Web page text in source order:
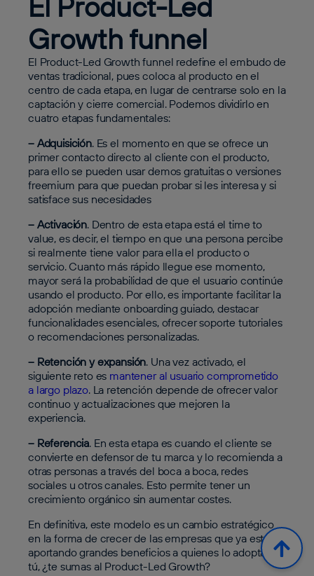
Growth funnel
El Product-Led Growth funnel redefine el embudo de
ventas tradicional, pues coloca al producto en el
centro de cada etapa, en lugar de centrarse solo en la
captación y cierre comercial. Podemos dividirlo en
cuatro etapas fundamentales:
– Adquisición. Es el momento en que se ofrece un
primer contacto directo al cliente con el producto,
para ello se pueden usar demos gratuitas o versiones
freemium para que puedan probar si les interesa y si
satisface sus necesidades
– Activación. Dentro de esta etapa está el time to
value, es decir, el tiempo en que una persona percibe
si realmente tiene valor para ella el producto o
servicio. Cuanto más rápido llegue ese momento,
mayor será la probabilidad de que el usuario continúe
usando el producto. Por ello, es importante facilitar la
adopción mediante onboarding guiado, destacar
funcionalidades esenciales, ofrecer soporte tutoriales
o recomendaciones personalizadas.
– Retención y expansión. Una vez activado, el
siguiente reto es mantener al usuario comprometido
a largo plazo. La retención depende de ofrecer valor
continuo y actualizaciones que mejoren la
experiencia.
– Referencia. En esta etapa es cuando el cliente se
convierte en defensor de tu marca y lo recomienda a
otras personas a través del boca a boca, redes
sociales u otros canales. Esto permite tener un
crecimiento orgánico sin aumentar costes.
En definitiva, este modelo es un cambio estratégico
en la forma de crecer de las empresas que ya está
aportando grandes beneficios a quienes lo adoptan. Y
tú, ¿te sumas al Product-Led Growth?